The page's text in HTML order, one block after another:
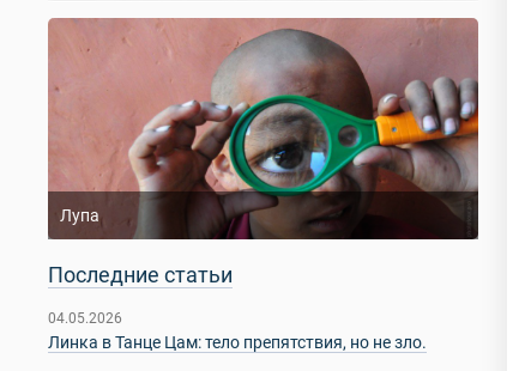
Лупа
Последние статьи
04.05.2026
Линка в Танце Цам: тело препятствия, но не зло.